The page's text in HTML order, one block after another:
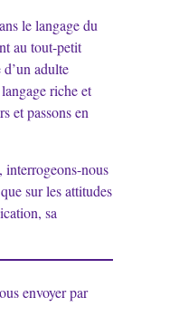
le langage du
au tout-petit
adulte
riche et
et passons en
interrogeons-nous
sur les attitudes
sa
envoyer par